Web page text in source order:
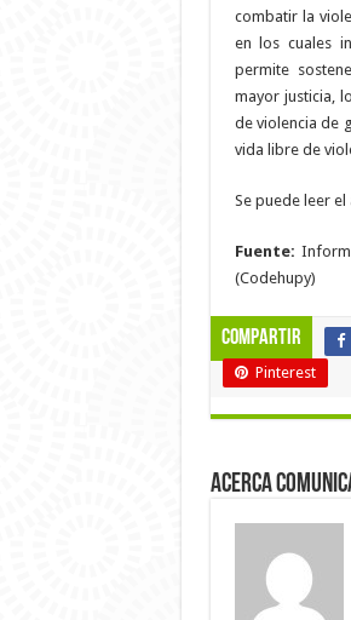
combatir la
en los cuales
permite
mayor justicia,
de violencia de
vida libre de
Se puede leer
Fuente:
(Codehupy)
Compartir
Pinterest
Acerca